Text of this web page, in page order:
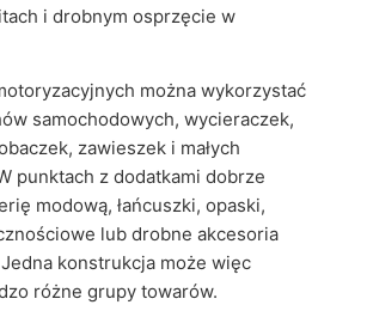
i drobnym osprzęcie w
można wykorzystać
samochodowych, wycieraczek,
zawieszek i małych
punktach z dodatkami dobrze
modową, łańcuszki, opaski,
lub drobne akcesoria
konstrukcja może więc
różne grupy towarów.